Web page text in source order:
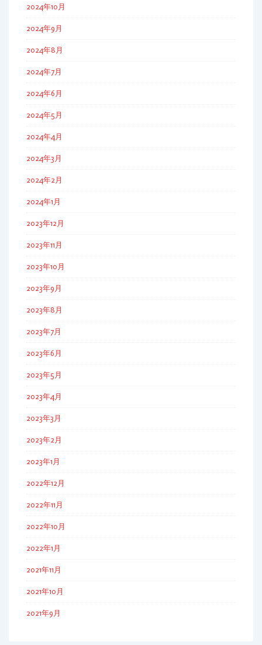
2024年10月
2024年9月
2024年8月
2024年7月
2024年6月
2024年5月
2024年4月
2024年3月
2024年2月
2024年1月
2023年12月
2023年11月
2023年10月
2023年9月
2023年8月
2023年7月
2023年6月
2023年5月
2023年4月
2023年3月
2023年2月
2023年1月
2022年12月
2022年11月
2022年10月
2022年1月
2021年11月
2021年10月
2021年9月